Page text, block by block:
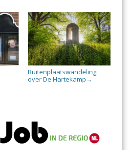
Buitenplaatswandeling
over De Hartekamp →